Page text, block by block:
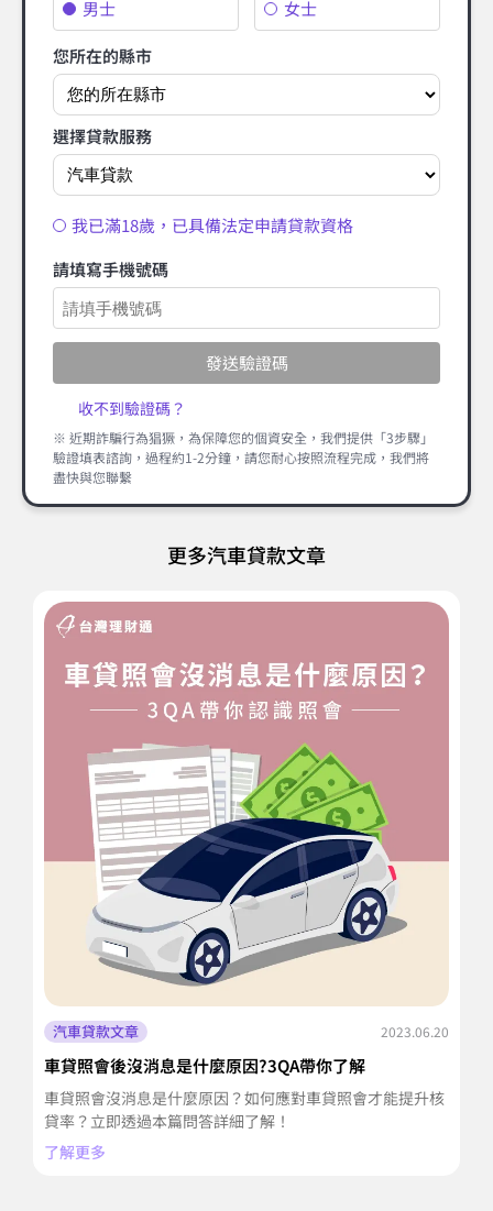
男士 女士
您所在的縣市
選擇貸款服務
我已滿18歲，已具備法定申請貸款資格
請填寫手機號碼
發送驗證碼
收不到驗證碼？
※ 近期詐騙行為猖獗，為保障您的個資安全，我們提供「3步驟」
驗證填表諮詢，過程約1-2分鐘，請您耐心按照流程完成，我們將
盡快與您聯繫
更多汽車貸款文章
汽車貸款文章 2023.06.20
車貸照會後沒消息是什麼原因?3QA帶你了解
車貸照會沒消息是什麼原因？如何應對車貸照會才能提升核
貸率？立即透過本篇問答詳細了解！
了解更多